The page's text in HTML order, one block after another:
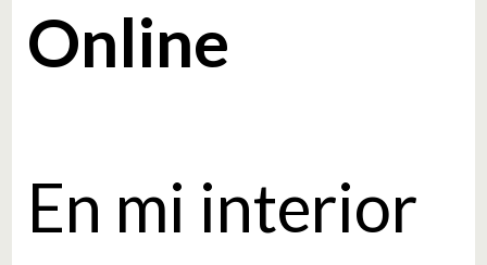
Online
En mi interior